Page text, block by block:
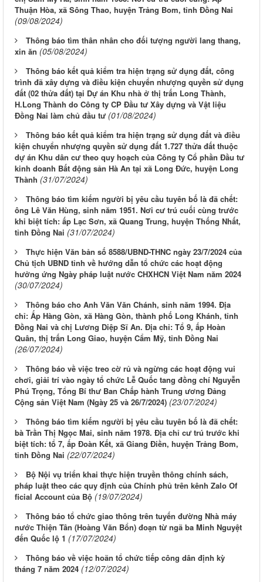
Thuận Hòa, xã Sông Thao, huyện Trảng Bom, tỉnh Đồng Nai
(09/08/2024)
Thông báo tìm thân nhân cho đối tượng người lang thang,
xin ăn (05/08/2024)
Thông báo kết quả kiểm tra hiện trạng sử dụng đất, công
trình đã xây dựng và điều kiện chuyển nhượng quyền sử dụng
đất (02 thửa đất) tại Dự án Khu nhà ở thị trấn Long Thành,
H.Long Thành do Công ty CP Đầu tư Xây dựng và Vật liệu
Đồng Nai làm chủ đầu tư (01/08/2024)
Thông báo kết quả kiểm tra hiện trạng sử dụng đất và điều
kiện chuyển nhượng quyền sử dụng đất 1.727 thửa đất thuộc
dự án Khu dân cư theo quy hoạch của Công ty Cổ phần Đầu tư
kinh doanh Bất động sản Hà An tại xã Long Đức, huyện Long
Thành (31/07/2024)
Thông báo tìm kiếm người bị yêu cầu tuyên bố là đã chết:
ông Lê Văn Hùng, sinh năm 1951. Nơi cư trú cuối cùng trước
khi biệt tích: ấp Lạc Sơn, xã Quang Trung, huyện Thống Nhất,
tỉnh Đồng Nai (31/07/2024)
Thực hiện Văn bản số 8588/UBND-THNC ngày 23/7/2024 của
Chủ tịch UBND tỉnh về hướng dẫn tổ chức các hoạt động
hưởng ứng Ngày pháp luật nước CHXHCN Việt Nam năm 2024
(30/07/2024)
Thông báo cho Anh Văn Văn Chánh, sinh năm 1994. Địa
chỉ: Ấp Hàng Gòn, xã Hàng Gòn, thành phố Long Khánh, tỉnh
Đồng Nai và chị Lương Diệp Sĩ An. Địa chỉ: Tổ 9, ấp Hoàn
Quân, thị trấn Long Giao, huyện Cẩm Mỹ, tỉnh Đồng Nai
(26/07/2024)
Thông báo về việc treo cờ rủ và ngừng các hoạt động vui
chơi, giải trí vào ngày tổ chức Lễ Quốc tang đồng chí Nguyễn
Phú Trọng, Tổng Bí thư Ban Chấp hành Trung ương Đảng
Cộng sản Việt Nam (Ngày 25 và 26/7/2024) (23/07/2024)
Thông báo tìm kiếm người bị yêu cầu tuyên bố là đã chết:
bà Trần Thị Ngọc Mai, sinh năm 1978. Địa chỉ cư trú trước khi
biệt tích: tổ 7, ấp Đoàn Kết, xã Giang Điền, huyện Trảng Bom,
tỉnh Đồng Nai (22/07/2024)
Bộ Nội vụ triển khai thực hiện truyền thông chính sách,
pháp luật theo các quy định của Chính phủ trên kênh Zalo Of​​
ficial​​ ​​Acc​ount​ của Bộ (19/07/2024)
Thông báo tổ chức giao thông trên tuyến đường Nhà máy
nước Thiện Tân (Hoàng Văn Bổn) đoạn từ ngã ba Minh Nguyệt
đến Quốc lộ 1 (17/07/2024)
Thông báo về việc hoãn tổ chức tiếp công dân định kỳ
tháng 7 năm 2024 (12/07/2024)